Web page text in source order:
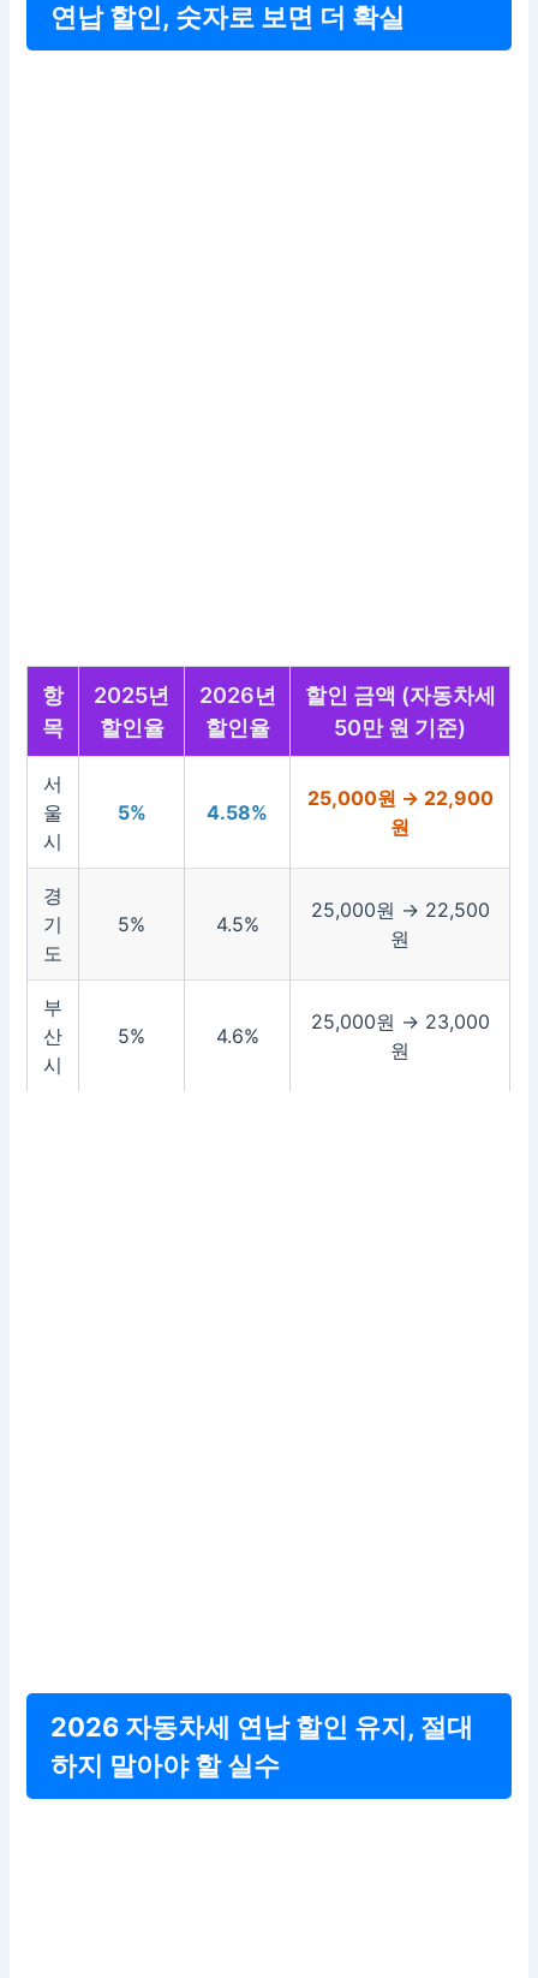
연납 할인, 숫자로 보면 더 확실
항
목
2025년
할인율
2026년
할인율
할인 금액 (자동차세
50만 원 기준)
서
울
시
5% 4.58%
25,000원 → 22,900
원
경
기
도
5% 4.5%
25,000원 → 22,500
원
부
산
시
5% 4.6%
25,000원 → 23,000
원
2026 자동차세 연납 할인 유지, 절대
하지 말아야 할 실수